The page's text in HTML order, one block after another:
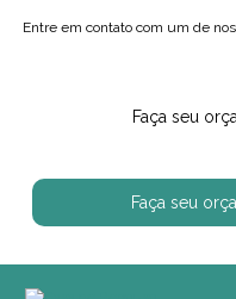
Entre em contato com um de
Faça seu
Faça seu